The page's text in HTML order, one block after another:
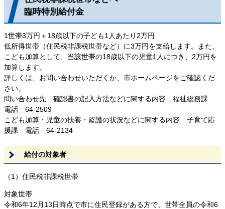
臨時特別給付金
1世帯3万円＋18歳以下の子ども1人あたり2万円
低所得世帯（住民税非課税世帯など）に3万円を支給します。また、
こども加算として、当該世帯の18歳以下の児童1人につき、2万円を
加算します。
詳しくは、お問い合わせいただくか、市ホームページをご確認くだ
さい。
問い合わせ先 確認書の記入方法などに関する内容 福祉総務課
電話 64-2509
こども加算・児童の扶養・監護の状況などに関する内容 子育て応
援課 電話 64-2134
給付の対象者
（1）住民税非課税世帯
対象世帯
令和6年12月13日時点で市に住民登録がある方で、世帯全員の令和6